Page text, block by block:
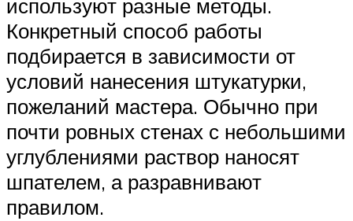
используют разные методы.
Конкретный способ работы
подбирается в зависимости от
условий нанесения штукатурки,
пожеланий мастера. Обычно при
почти ровных стенах с небольшими
углублениями раствор наносят
шпателем, а разравнивают
правилом.